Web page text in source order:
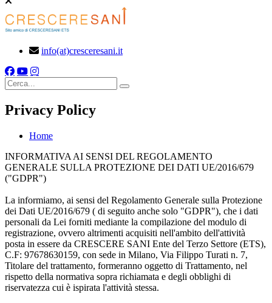
info(at)cresceresani.it
Cerca
Privacy Policy
Home
INFORMATIVA AI SENSI DEL REGOLAMENTO
GENERALE SULLA PROTEZIONE DEI DATI UE/2016/679
("GDPR")
La informiamo, ai sensi del Regolamento Generale sulla Protezione
dei Dati UE/2016/679 ( di seguito anche solo "GDPR"), che i dati
personali da Lei forniti mediante la compilazione del modulo di
registrazione, ovvero altrimenti acquisiti nell'ambito dell'attività
posta in essere da CRESCERE SANI Ente del Terzo Settore (ETS),
C.F: 97678630159, con sede in Milano, Via Filippo Turati n. 7,
Titolare del trattamento, formeranno oggetto di Trattamento, nel
rispetto della normativa sopra richiamata e degli obblighi di
riservatezza cui è ispirata l'attività stessa.